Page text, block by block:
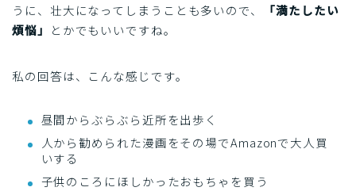
うに、壮大になってしまうことも多いので、
「満たしたい
煩悩」
とかでもいいですね。
私の回答は、こんな感じです。
昼間からぶらぶら近所を出歩く
人から勧められた漫画をその場でAmazonで大人買
いする
子供のころにほしかったおもちゃを買う